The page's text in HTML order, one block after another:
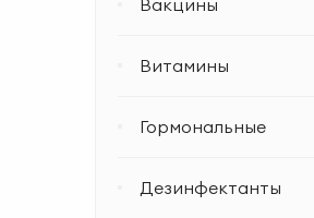
Витамины
Гормональные
Дезинфектанты